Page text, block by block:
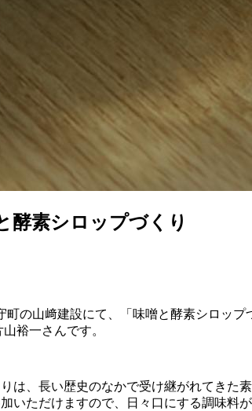
酵素シロップづくり
町の山﨑建設にて、「味噌と酵素シロッ
裕一さんです。
は、長い歴史のなかで受け継がれてき
いただけますので、日々口にする調味